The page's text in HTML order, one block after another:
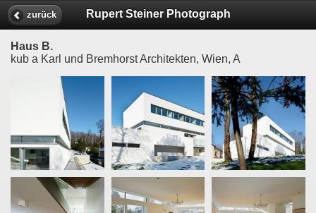
zurück Rupert Steiner Photograph
Haus B.
kub a Karl und Bremhorst Architekten, Wien, A